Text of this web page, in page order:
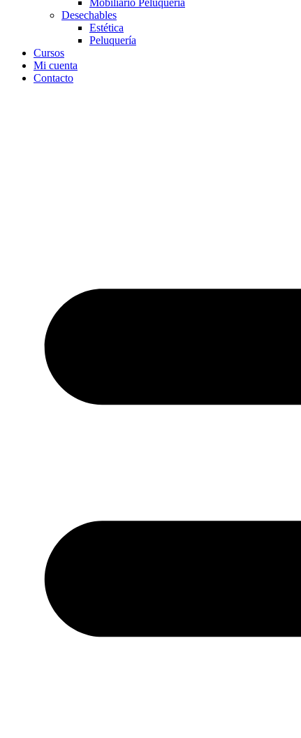
Mobiliario Peluqueria
Desechables
Estética
Peluquería
Cursos
Mi cuenta
Contacto